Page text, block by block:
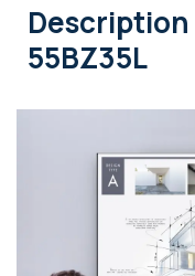
Description
55BZ35L